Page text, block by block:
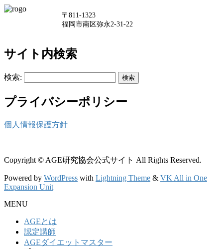
〒811-1323
福岡市南区弥永2-31-22
サイト内検索
検索:
プライバシーポリシー
個人情報保護方針
Copyright © AGE研究協会公式サイト All Rights Reserved.
Powered by WordPress with Lightning Theme & VK All in One
Expansion Unit
MENU
AGEとは
認定講師
AGEダイエットマスター